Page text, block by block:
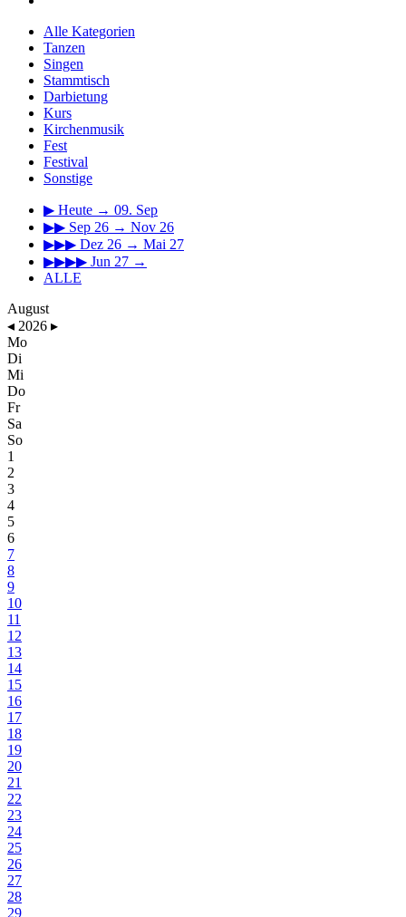
Alle Kategorien
Tanzen
Singen
Stammtisch
Darbietung
Kurs
Kirchenmusik
Fest
Festival
Sonstige
▶ Heute → 09. Sep
▶▶ Sep 26 → Nov 26
▶▶▶ Dez 26 → Mai 27
▶▶▶▶ Jun 27 →
ALLE
August
◂ 2026 ▸
Mo
Di
Mi
Do
Fr
Sa
So
1
2
3
4
5
6
7
8
9
10
11
12
13
14
15
16
17
18
19
20
21
22
23
24
25
26
27
28
29